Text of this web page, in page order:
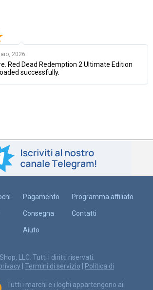
2026
Red Dead Redemption 2 Ultimate Edition
successfully.
Pagamento
Consegna
Aiuto
Programma affiliato
Contatti
LLC. Tutti i diritti riservati.
Termini di servizio
Politica di
Tutti i marchi e i loghi appartengono ai